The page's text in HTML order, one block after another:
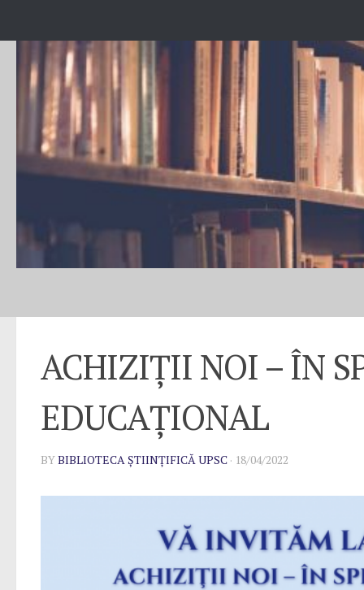
ACHIZIȚII NOI – ÎN
EDUCAȚIONAL
BYBIBLIOTECA ȘTIINȚIFICĂ UPSC · 18/04/2022